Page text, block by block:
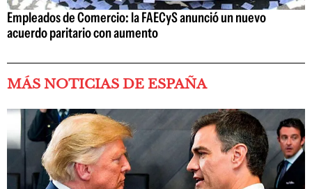
Empleados de Comercio: la FAECyS anunció un nuevo
acuerdo paritario con aumento
MÁS NOTICIAS DE ESPAÑA